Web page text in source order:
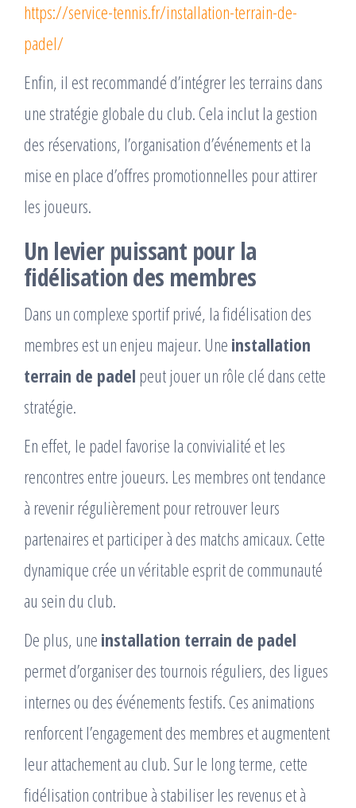
https://service-tennis.fr/installation-terrain-de-
padel/
Enfin, il est recommandé d’intégrer les terrains dans
une stratégie globale du club. Cela inclut la gestion
des réservations, l’organisation d’événements et la
mise en place d’offres promotionnelles pour attirer
les joueurs.
Un levier puissant pour la
fidélisation des membres
Dans un complexe sportif privé, la fidélisation des
membres est un enjeu majeur. Une installation
terrain de padel peut jouer un rôle clé dans cette
stratégie.
En effet, le padel favorise la convivialité et les
rencontres entre joueurs. Les membres ont tendance
à revenir régulièrement pour retrouver leurs
partenaires et participer à des matchs amicaux. Cette
dynamique crée un véritable esprit de communauté
au sein du club.
De plus, une installation terrain de padel
permet d’organiser des tournois réguliers, des ligues
internes ou des événements festifs. Ces animations
renforcent l’engagement des membres et augmentent
leur attachement au club. Sur le long terme, cette
fidélisation contribue à stabiliser les revenus et à